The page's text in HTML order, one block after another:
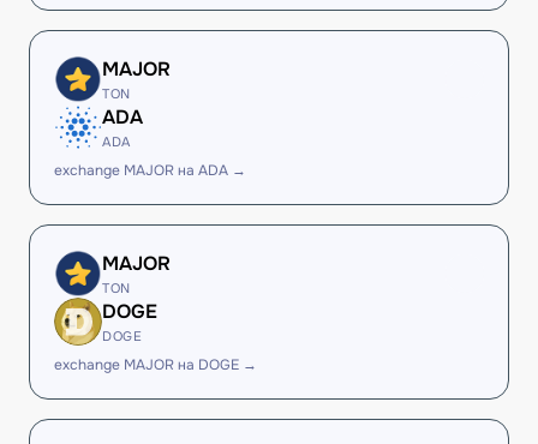
MAJOR
TON
ADA
ADA
exchange MAJOR на ADA →
MAJOR
TON
DOGE
DOGE
exchange MAJOR на DOGE →